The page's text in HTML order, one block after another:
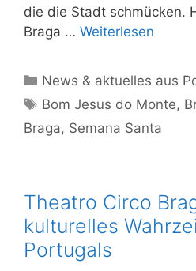
die die Stadt schmücken.
Braga … Weiterlesen
Kategorien
News & aktuelles aus
Schlagwörter
Bom Jesus do Monte,
Braga, Semana Santa
Theatro Circo
kulturelles
Portugals